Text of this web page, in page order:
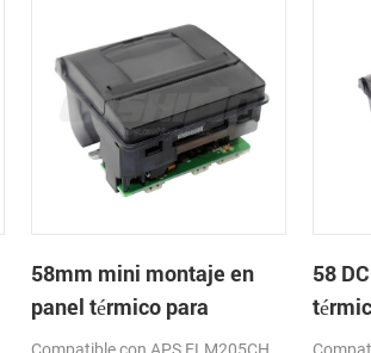
58mm mini montaje en
panel térmico para
impresora usb
58